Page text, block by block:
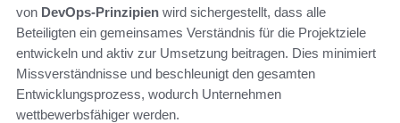
von DevOps-Prinzipien wird sichergestellt, dass alle
Beteiligten ein gemeinsames Verständnis für die Projektziele
entwickeln und aktiv zur Umsetzung beitragen. Dies minimiert
Missverständnisse und beschleunigt den gesamten
Entwicklungsprozess, wodurch Unternehmen
wettbewerbsfähiger werden.